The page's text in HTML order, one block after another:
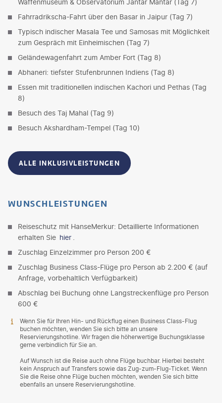
Fahrradrikscha-Fahrt über den Basar in Jaipur (Tag 7)
Typisch indischer Masala Tee und Samosas mit Möglichkeit
zum Gespräch mit Einheimischen (Tag 7)
Geländewagenfahrt zum Amber Fort (Tag 8)
Abhaneri: tiefster Stufenbrunnen Indiens (Tag 8)
Essen mit traditionellen indischen Kachori und Pethas (Tag
8)
Besuch des Taj Mahal (Tag 9)
Besuch Akshardham-Tempel (Tag 10)
ALLE INKLUSIVLEISTUNGEN
WUNSCHLEISTUNGEN
Reiseschutz mit HanseMerkur: Detaillierte Informationen
erhalten Sie hier
Zuschlag Einzelzimmer pro Person 200 €
Zuschlag Business Class-Flüge pro Person ab 2.200 € (auf
Anfrage, vorbehaltlich Verfügbarkeit)
Abschlag bei Buchung ohne Langstreckenflüge pro Person
600 €
Wenn Sie für Ihren Hin- und Rückflug einen Business Class-Flug
buchen möchten, wenden Sie sich bitte an unsere
Reservierungshotline. Wir fragen die höherwertige Buchungsklasse
gerne verbindlich für Sie an.
Auf Wunsch ist die Reise auch ohne Flüge buchbar. Hierbei besteht
kein Anspruch auf Transfers sowie das Zug-zum-Flug-Ticket. Wenn
Sie die Reise ohne Flüge buchen möchten, wenden Sie sich bitte
ebenfalls an unsere Reservierungshotline.